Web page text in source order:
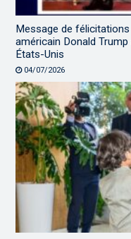
Message de
américain Donald
États-Unis
04/07/2026